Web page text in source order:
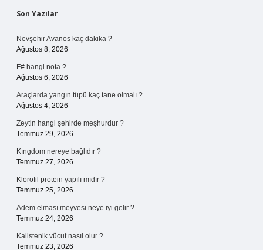
Sidebar
Son Yazılar
Nevşehir Avanos kaç dakika ?
Ağustos 8, 2026
F# hangi nota ?
Ağustos 6, 2026
Araçlarda yangın tüpü kaç tane olmalı ?
Ağustos 4, 2026
Zeytin hangi şehirde meşhurdur ?
Temmuz 29, 2026
Kıngdom nereye bağlıdır ?
Temmuz 27, 2026
Klorofil protein yapılı mıdır ?
Temmuz 25, 2026
Adem elması meyvesi neye iyi gelir ?
Temmuz 24, 2026
Kalistenik vücut nasıl olur ?
Temmuz 23, 2026